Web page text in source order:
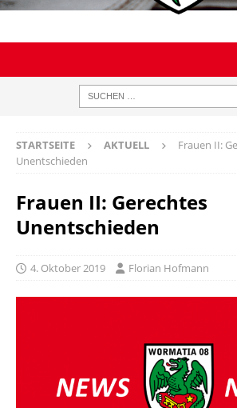
STARTSEITE AKTUELL
Frauen II:
Unentschieden
Frauen II: Gerechtes
Unentschieden
4. Oktober 2019 Florian Hofmann